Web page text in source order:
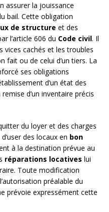
assurer la jouissance
bail. Cette obligation
de structure et des
l’article 606 du Code civil. Il
vices cachés et les troubles
fait ou de celui d’un tiers. La
ses obligations
d’un état des
d’un inventaire précis
du loyer et des charges
des locaux en bon
à la destination prévue au
réparations locatives lui
Toute modification
préalable du
prévoie expressément cette